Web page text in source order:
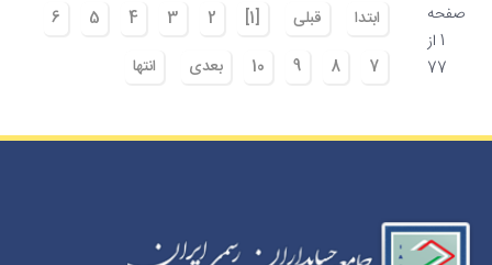
صفحه
1 از
77
ابتدا قبلی [1]
2
3
4
5
6
7
8
9
10 بعدی انتها